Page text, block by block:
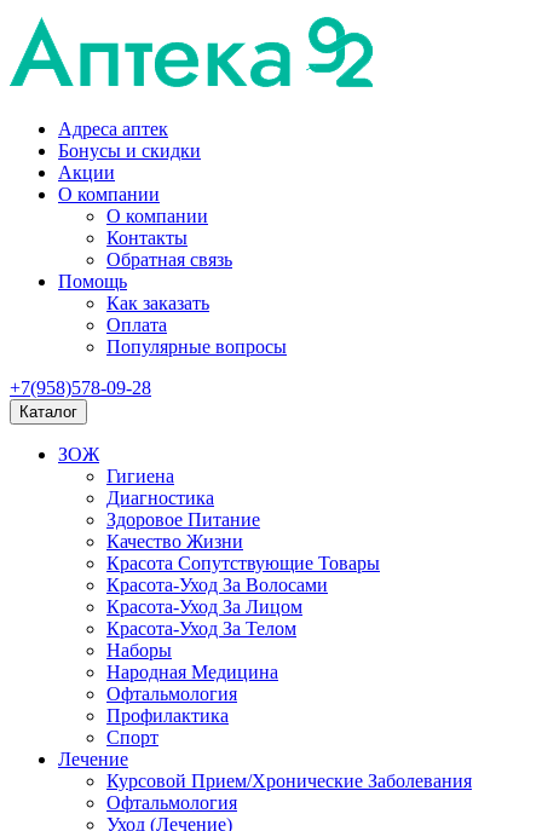
Адреса аптек
Бонусы и скидки
Акции
О компании
О компании
Контакты
Обратная связь
Помощь
Как заказать
Оплата
Популярные вопросы
+7(958)578-09-28
Каталог
ЗОЖ
Гигиена
Диагностика
Здоровое Питание
Качество Жизни
Красота Сопутствующие Товары
Красота-Уход За Волосами
Красота-Уход За Лицом
Красота-Уход За Телом
Наборы
Народная Медицина
Офтальмология
Профилактика
Спорт
Лечение
Курсовой Прием/Хронические Заболевания
Офтальмология
Уход (Лечение)